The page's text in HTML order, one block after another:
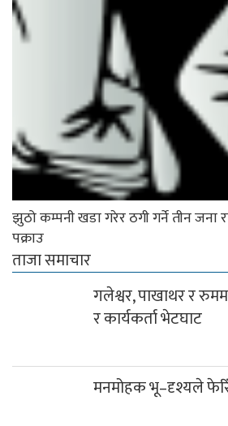
झुठो कम्पनी खडा गरेर ठगी गर्ने तीन जना
पक्राउ
ताजा समाचार
गलेश्वर, पाखाथर र
र कार्यकर्ता भेटघाट
मनमोहक भू–दृश्यले